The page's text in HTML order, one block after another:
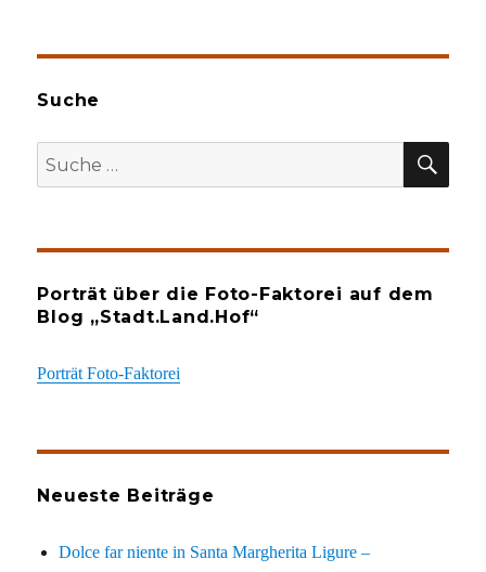
Suche
Suche
nach:
Porträt über die Foto-Faktorei auf dem
Blog „Stadt.Land.Hof“
Porträt Foto-Faktorei
Neueste Beiträge
Dolce far niente in Santa Margherita Ligure –